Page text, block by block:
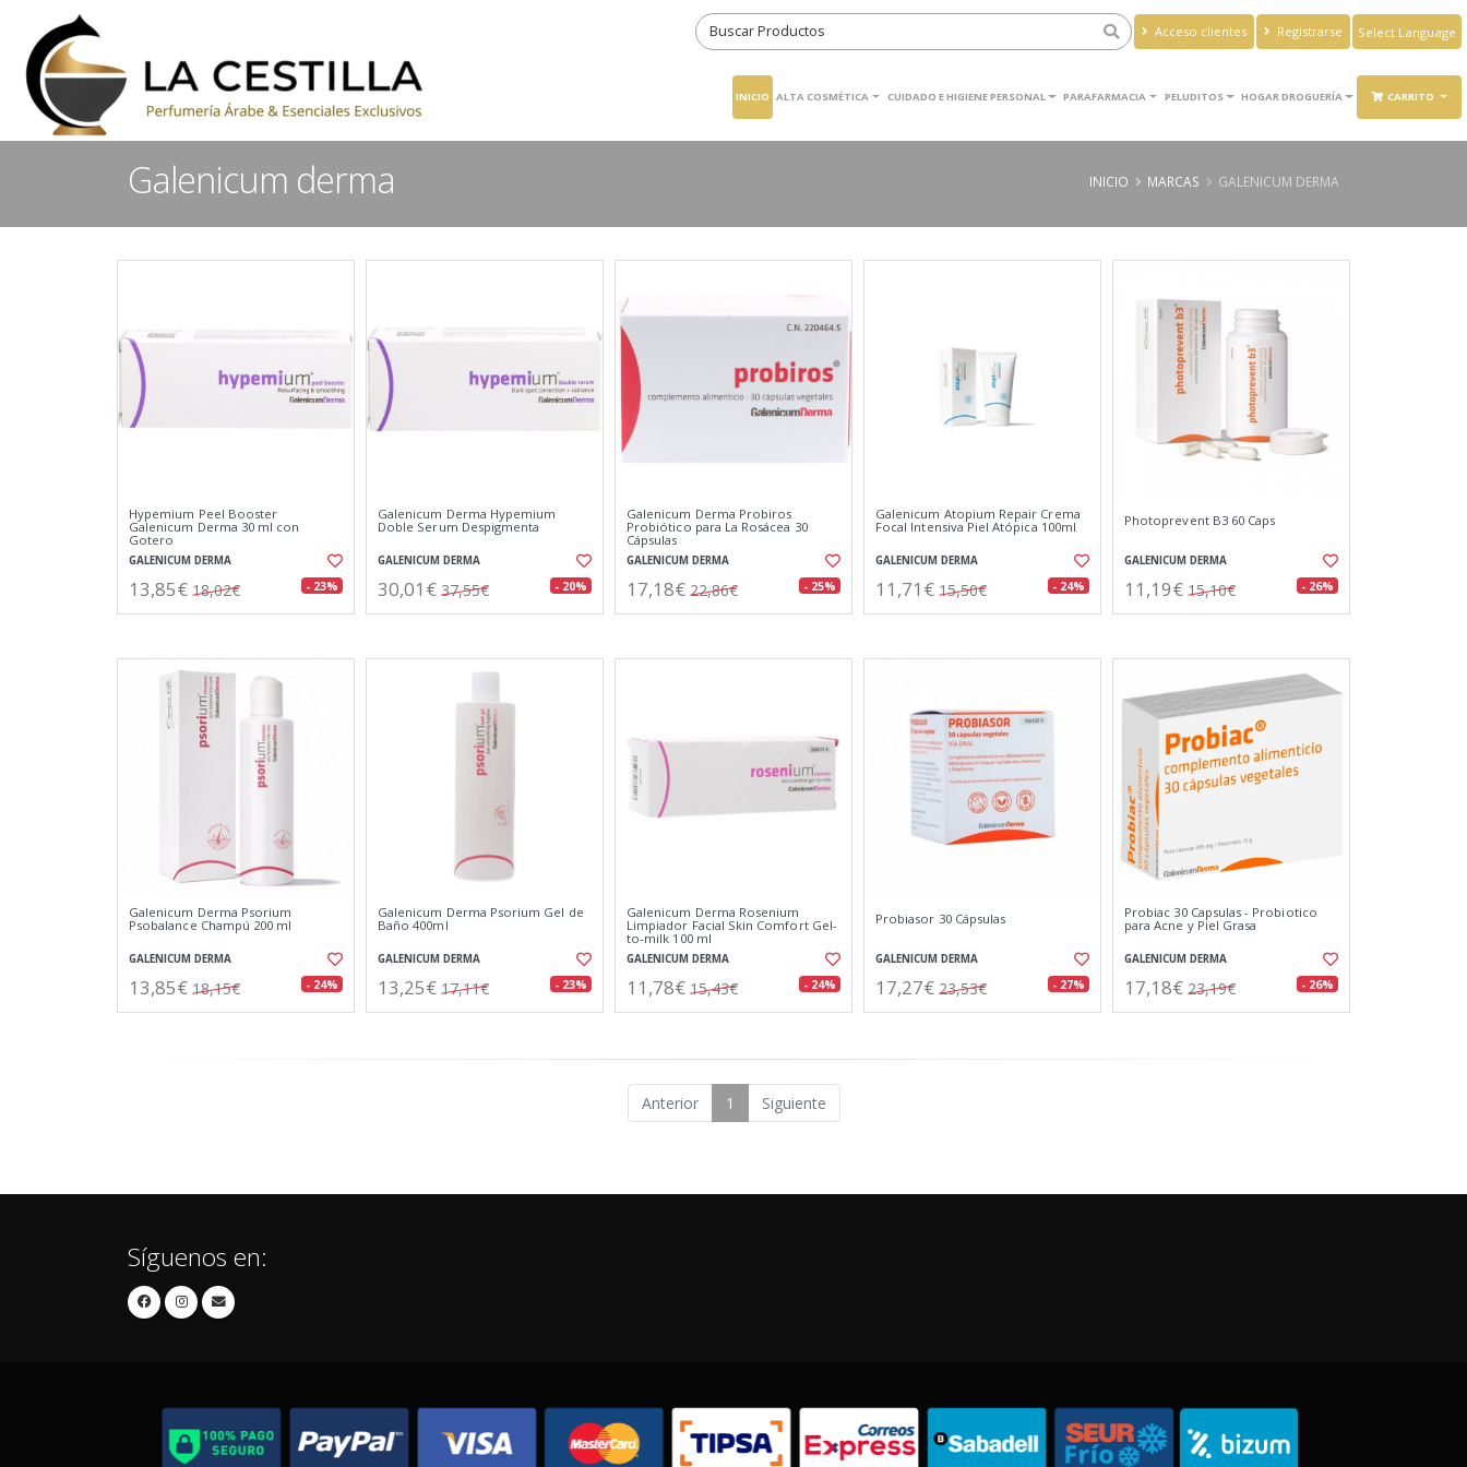
Acceso clientes Registrarse
Translate
INICIO ALTA COSMÉTICA CUIDADO E HIGIENE PERSONAL PARAFARMACIA PELUDITOS HOGAR DROGUERÍA CARRITO
Galenicum derma INICIO MARCAS GALENICUM DERMA
Hypemium Peel Booster
Galenicum Derma 30 ml con
Gotero
GALENICUM DERMA
13,85€ 18,02€ - 23%
Galenicum Derma Hypemium
Doble Serum Despigmenta
GALENICUM DERMA
30,01€ 37,55€ - 20%
Galenicum Derma Probiros
Probiótico para La Rosácea 30
Cápsulas
GALENICUM DERMA
17,18€ 22,86€ - 25%
Galenicum Atopium Repair Crema
Focal Intensiva Piel Atópica 100ml
GALENICUM DERMA
11,71€ 15,50€ - 24%
Photoprevent B3 60 Caps
GALENICUM DERMA
11,19€ 15,10€ - 26%
Galenicum Derma Psorium
Psobalance Champú 200 ml
GALENICUM DERMA
13,85€ 18,15€ - 24%
Galenicum Derma Psorium Gel de
Baño 400ml
GALENICUM DERMA
13,25€ 17,11€ - 23%
Galenicum Derma Rosenium
Limpiador Facial Skin Comfort Gel-
to-milk 100 ml
GALENICUM DERMA
11,78€ 15,43€ - 24%
Probiasor 30 Cápsulas
GALENICUM DERMA
17,27€ 23,53€ - 27%
Probiac 30 Capsulas - Probiotico
para Acne y Piel Grasa
GALENICUM DERMA
17,18€ 23,19€ - 26%
Anterior 1 Siguiente
Síguenos en: